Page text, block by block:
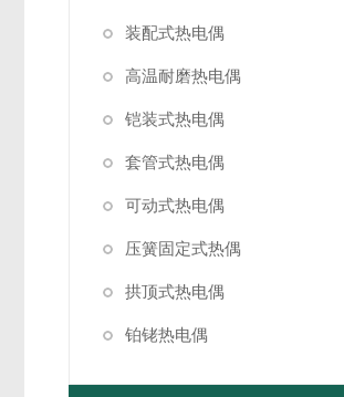
装配式热电偶
高温耐磨热电偶
铠装式热电偶
套管式热电偶
可动式热电偶
压簧固定式热偶
拱顶式热电偶
铂铑热电偶